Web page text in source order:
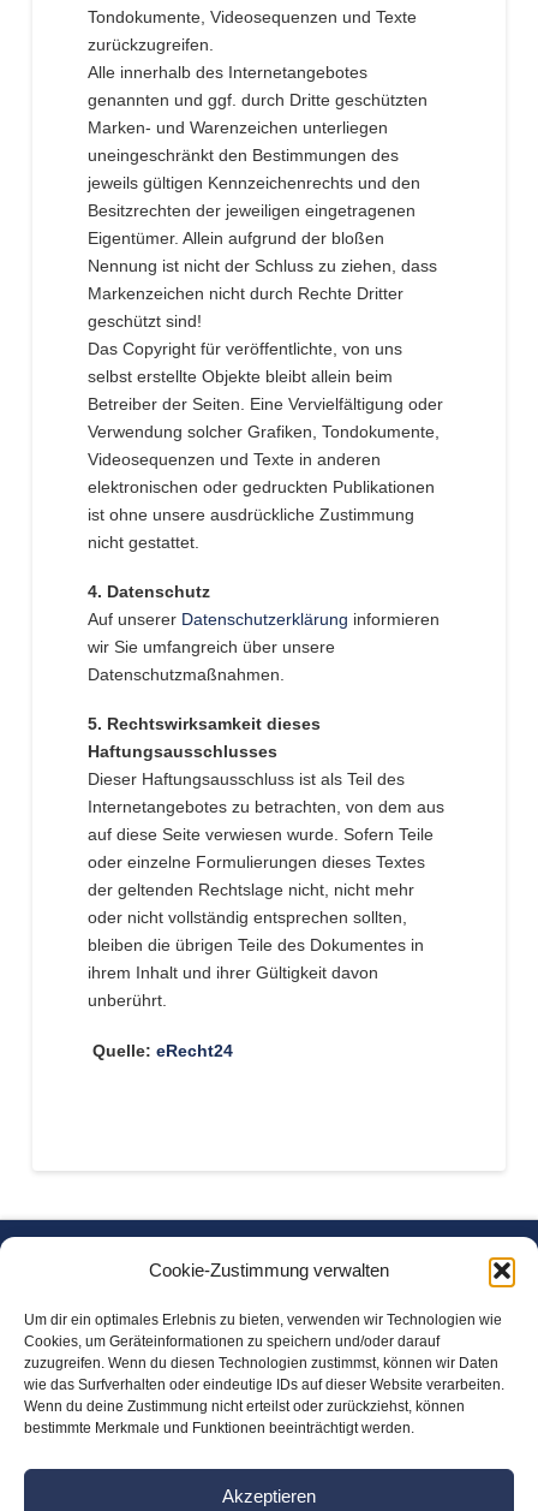
Cookie-Zustimmung verwalten
Um dir ein optimales Erlebnis zu bieten, verwenden wir Technologien wie
Cookies, um Geräteinformationen zu speichern und/oder darauf
zuzugreifen. Wenn du diesen Technologien zustimmst, können wir Daten
wie das Surfverhalten oder eindeutige IDs auf dieser Website verarbeiten.
Wenn du deine Zustimmung nicht erteilst oder zurückziehst, können
bestimmte Merkmale und Funktionen beeinträchtigt werden.
Akzeptieren
Tondokumente, Videosequenzen und Texte
zurückzugreifen.
Alle innerhalb des Internetangebotes
genannten und ggf. durch Dritte geschützten
Marken- und Warenzeichen unterliegen
uneingeschränkt den Bestimmungen des
jeweils gültigen Kennzeichenrechts und den
Besitzrechten der jeweiligen eingetragenen
Eigentümer. Allein aufgrund der bloßen
Nennung ist nicht der Schluss zu ziehen, dass
Markenzeichen nicht durch Rechte Dritter
geschützt sind!
Das Copyright für veröffentlichte, von uns
selbst erstellte Objekte bleibt allein beim
Betreiber der Seiten. Eine Vervielfältigung oder
Verwendung solcher Grafiken, Tondokumente,
Videosequenzen und Texte in anderen
elektronischen oder gedruckten Publikationen
ist ohne unsere ausdrückliche Zustimmung
nicht gestattet.
4. Datenschutz
Auf unserer Datenschutzerklärung informieren
wir Sie umfangreich über unsere
Datenschutzmaßnahmen.
5. Rechtswirksamkeit dieses
Haftungsausschlusses
Dieser Haftungsausschluss ist als Teil des
Internetangebotes zu betrachten, von dem aus
auf diese Seite verwiesen wurde. Sofern Teile
oder einzelne Formulierungen dieses Textes
der geltenden Rechtslage nicht, nicht mehr
oder nicht vollständig entsprechen sollten,
bleiben die übrigen Teile des Dokumentes in
ihrem Inhalt und ihrer Gültigkeit davon
unberührt.
Quelle: eRecht24
Freitag Chemische Wasseraufbereitung GmbH
D-27793 Wildeshausen
unsere Öffnungszeiten:
Mo-Do: 08.00 – 16.30 Uhr